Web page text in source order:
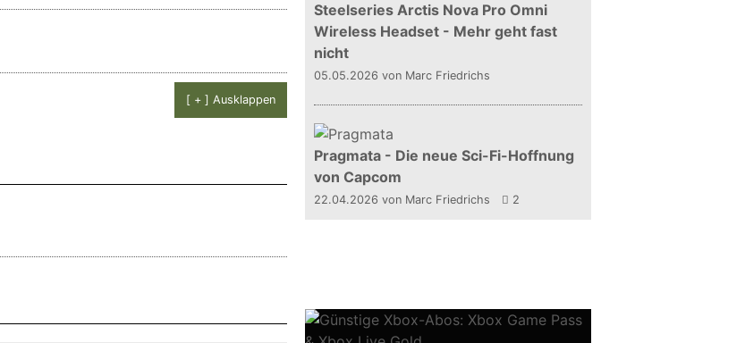
[ + ] Ausklappen
Steelseries Arctis Nova Pro Omni
Wireless Headset - Mehr geht fast
nicht
05.05.2026 von Marc Friedrichs
Pragmata - Die neue Sci-Fi-Hoffnung
von Capcom
22.04.2026 von Marc Friedrichs 2